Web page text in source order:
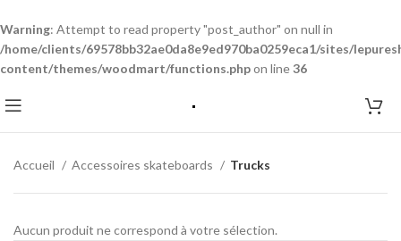
Warning: Attempt to read property "post_author" on null in
/home/clients/69578bb32ae0da8e9ed970ba0259eca1/sites/
content/themes/woodmart/functions.phpon line36
Accueil Accessoires skateboards Trucks
Aucun produit ne correspond à votre sélection.